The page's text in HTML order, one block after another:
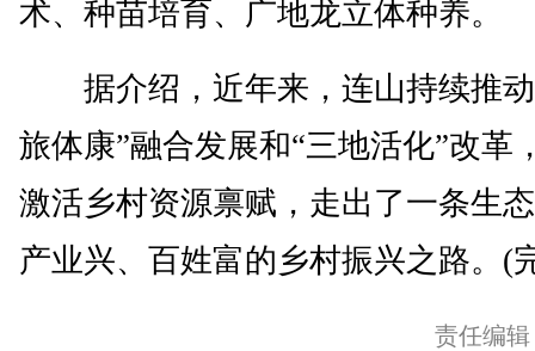
术、种苗培育、广地龙立体种养。
据介绍，近年来，连山持续推动
旅体康”融合发展和“三地活化”改革
激活乡村资源禀赋，走出了一条生
产业兴、百姓富的乡村振兴之路。(
责任编